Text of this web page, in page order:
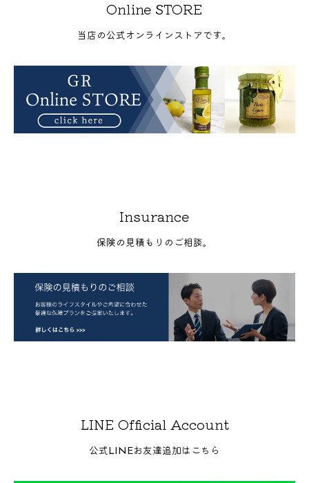
Online STORE
当店の公式オンラインストアです。
Insurance
保険の見積もりのご相談。
LINE Official Account
公式LINEお友達追加はこちら